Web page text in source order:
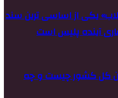
یکی از اساسی ترین سند
آینده پلیس است
کل کشور چیست و چه